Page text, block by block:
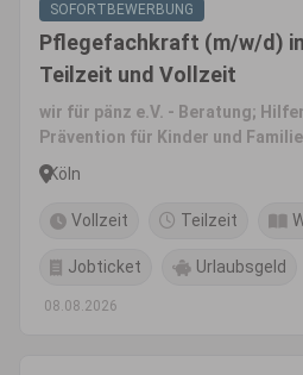
SOFORTBEWERBUNG
Pflegefachkraft (m/w/d) in
Teilzeit und Vollzeit
wir für pänz e.V. - Beratung;
Prävention für Kinder und
Köln
Vollzeit Teilzeit
Jobticket Urlaubsgeld
08.08.2026